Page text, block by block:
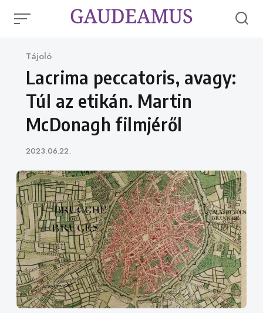
Category
Tájoló
Lacrima peccatoris, avagy:
Túl az etikán. Martin
McDonagh filmjéről
Published
2023.06.22.